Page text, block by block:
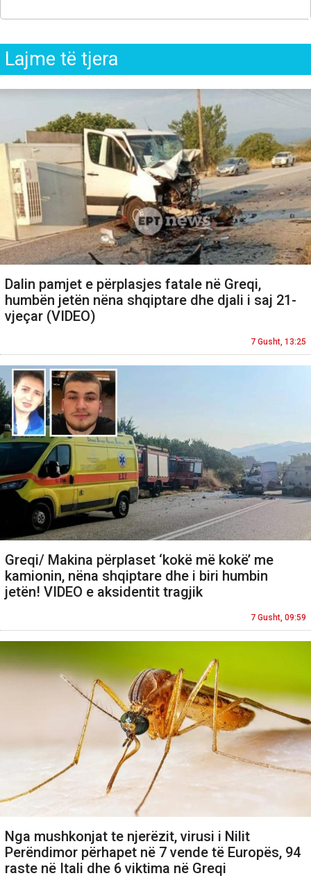
Lajme të tjera
Dalin pamjet e përplasjes fatale në Greqi,
humbën jetën nëna shqiptare dhe djali i saj 21-
vjeçar (VIDEO)
7 Gusht, 13:25
Greqi/ Makina përplaset ‘kokë më kokë’ me
kamionin, nëna shqiptare dhe i biri humbin
jetën! VIDEO e aksidentit tragjik
7 Gusht, 09:59
Nga mushkonjat te njerëzit, virusi i Nilit
Perëndimor përhapet në 7 vende të Europës, 94
raste në Itali dhe 6 viktima në Greqi